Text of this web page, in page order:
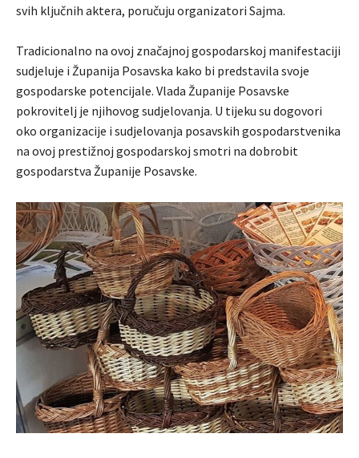
svih ključnih aktera, poručuju organizatori Sajma.
Tradicionalno na ovoj značajnoj gospodarskoj manifestaciji
sudjeluje i Županija Posavska kako bi predstavila svoje
gospodarske potencijale. Vlada Županije Posavske
pokrovitelj je njihovog sudjelovanja. U tijeku su dogovori
oko organizacije i sudjelovanja posavskih gospodarstvenika
na ovoj prestižnoj gospodarskoj smotri na dobrobit
gospodarstva Županije Posavske.